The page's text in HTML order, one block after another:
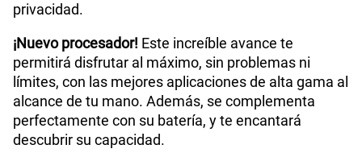
privacidad.
¡Nuevo procesador! Este increíble avance te
permitirá disfrutar al máximo, sin problemas ni
límites, con las mejores aplicaciones de alta gama al
alcance de tu mano. Además, se complementa
perfectamente con su batería, y te encantará
descubrir su capacidad.